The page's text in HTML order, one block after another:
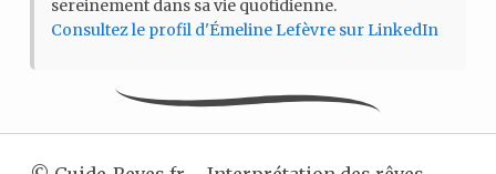
sereinement dans sa vie quotidienne.
Consultez le profil d'Émeline Lefèvre sur LinkedIn